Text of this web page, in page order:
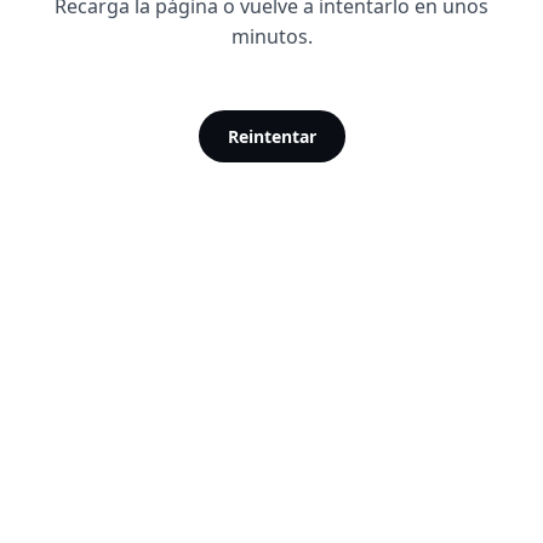
Recarga la página o vuelve a intentarlo en unos
minutos.
Reintentar